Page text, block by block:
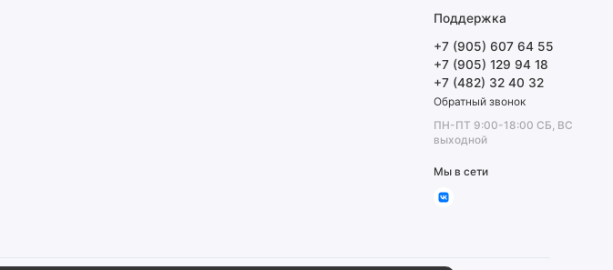
Поддержка
+7 (905) 607 64 55
+7 (905) 129 94 18
+7 (482) 32 40 32
Обратный звонок
ПН-ПТ 9:00-18:00 СБ, ВС
выходной
Мы в сети